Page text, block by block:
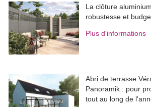
La clôture
robustesse et
Plus d'informations
Abri de terrasse
Panoramik : pour
tout au long de